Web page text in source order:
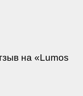
на «Lumos